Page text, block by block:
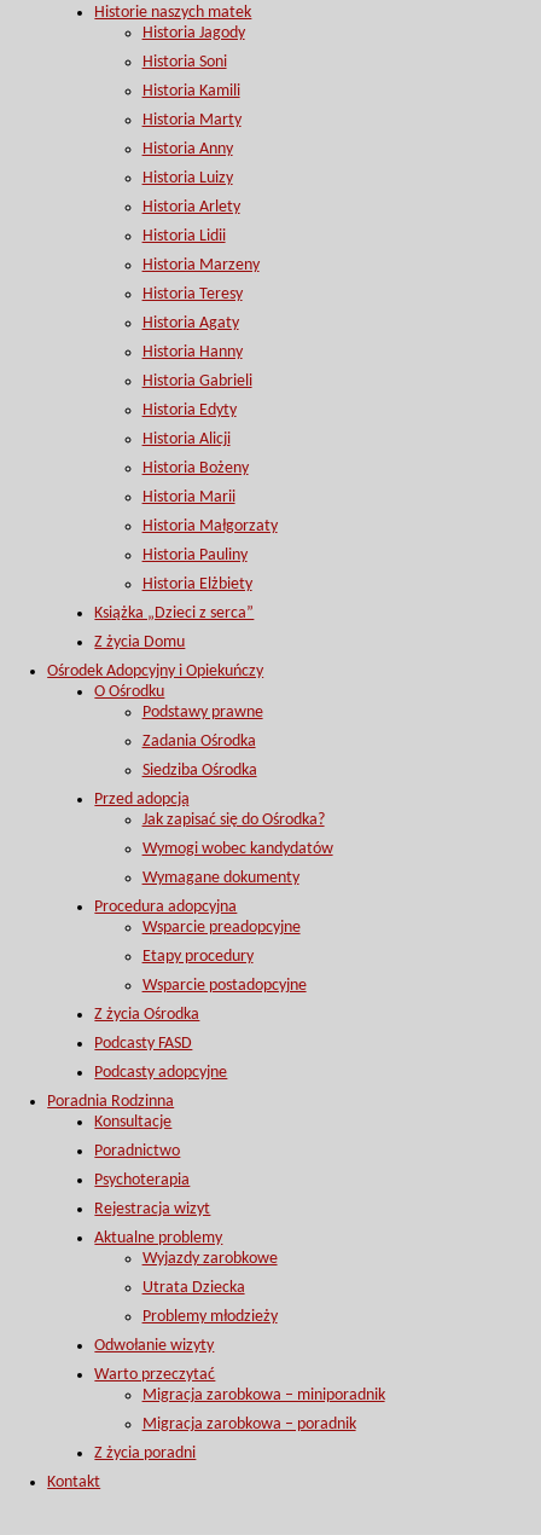
Historie naszych matek
Historia Jagody
Historia Soni
Historia Kamili
Historia Marty
Historia Anny
Historia Luizy
Historia Arlety
Historia Lidii
Historia Marzeny
Historia Teresy
Historia Agaty
Historia Hanny
Historia Gabrieli
Historia Edyty
Historia Alicji
Historia Bożeny
Historia Marii
Historia Małgorzaty
Historia Pauliny
Historia Elżbiety
Książka „Dzieci z serca”
Z życia Domu
Ośrodek Adopcyjny i Opiekuńczy
O Ośrodku
Podstawy prawne
Zadania Ośrodka
Siedziba Ośrodka
Przed adopcją
Jak zapisać się do Ośrodka?
Wymogi wobec kandydatów
Wymagane dokumenty
Procedura adopcyjna
Wsparcie preadopcyjne
Etapy procedury
Wsparcie postadopcyjne
Z życia Ośrodka
Podcasty FASD
Podcasty adopcyjne
Poradnia Rodzinna
Konsultacje
Poradnictwo
Psychoterapia
Rejestracja wizyt
Aktualne problemy
Wyjazdy zarobkowe
Utrata Dziecka
Problemy młodzieży
Odwołanie wizyty
Warto przeczytać
Migracja zarobkowa – miniporadnik
Migracja zarobkowa – poradnik
Z życia poradni
Kontakt